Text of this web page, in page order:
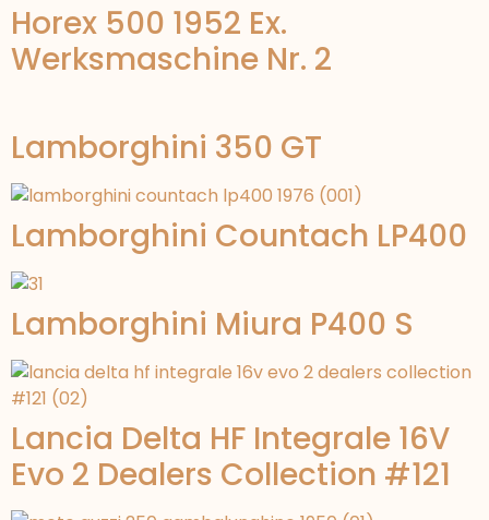
Horex 500 1952 Ex.
Werksmaschine Nr. 2
Lamborghini 350 GT
Lamborghini Countach LP400
Lamborghini Miura P400 S
Lancia Delta HF Integrale 16V
Evo 2 Dealers Collection #121